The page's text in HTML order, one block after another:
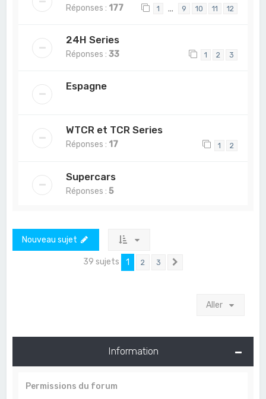
Réponses : 177 1 … 9 10 11 12
24H Series
Réponses :33 1 2 3
Espagne
WTCR et TCR Series
Réponses : 17 1 2
Supercars
Réponses :5
Nouveau sujet
39 sujets 1 2 3
Aller
Information
Permissions du forum